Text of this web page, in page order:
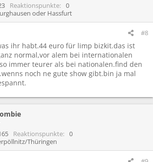
Reaktionspunkte
0
oder Hassfurt
#8
ihr habt.44 euro für limp bizkit.das ist
normal,vor alem bei internationalen
immer teurer als bei nationalen.find den
noch ne gute show gibt.bin ja mal
Reaktionspunkte
0
Thüringen